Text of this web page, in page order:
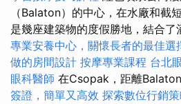
（Balaton）的中心，在水廠和截
是幾座建築物的度假勝地，結合了
專業安養中心，關懷長者的最佳選
做的房間設計 按摩專業課程 台北
眼科醫師 在Csopak，距離
簽證，簡單又高效 探索數位行銷